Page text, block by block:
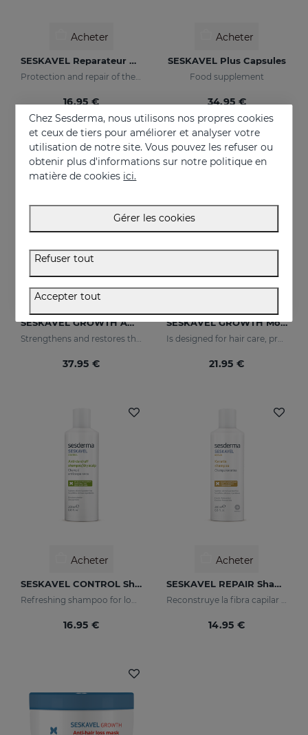
Acheter
SESKAVEL Reparateur Capillaire
Protection and repair of the stem and split ends which regain their natural look.
16.95 €
Acheter
SESKAVEL Plus Capsules
Food supplement
34.95 €
Acheter
SESKAVEL GROWTH Ampoules Anti-Chute
37.95 €
SESKAVEL GROWTH Mousse À La Mûre
21.95 €
Acheter
SESKAVEL CONTROL Shampooing Antipelliculaire - Sec
Refreshing shampoo for loose, dandruff-free hair
16.95 €
Acheter
SESKAVEL REPAIR Shampooing Kératine
Reconstruye la fibra capilar y evita el encrespamiento.
14.95 €
Chez Sesderma, nous utilisons nos propres cookies
et ceux de tiers pour améliorer et analyser votre
utilisation de notre site. Vous pouvez les refuser ou
obtenir plus d'informations sur notre politique en
matière de cookies ici.
Gérer les cookies
Refuser tout
Accepter tout